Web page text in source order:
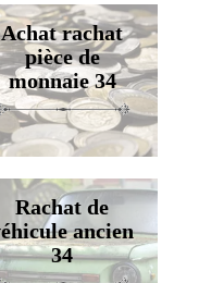
Achat rachat
pièce de
monnaie 34
Rachat de
ancien
34